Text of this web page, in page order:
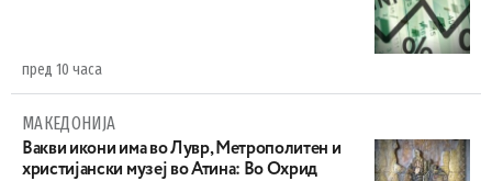
пред 10 часа
МАКЕДОНИЈА
Вакви икони има во Лувр, Метрополитен и
христијански музеј во Атина: Во Охрид